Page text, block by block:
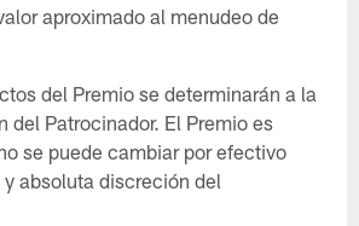
aproximado al menudeo de
del Premio se determinarán a la
del Patrocinador. El Premio es
se puede cambiar por efectivo
absoluta discreción del